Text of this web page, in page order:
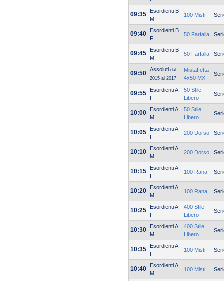
09:35
Esordienti B
M
100 Misti
09:40
Esordienti B
F
50 Farfalla
09:45
Esordienti B
M
50 Farfalla
09:50
Assoluti dal
2015 al 2017
Mistaffetta
4x50 MX
09:55
Esordienti A
F
50 Stile
Libero
10:00
Esordienti A
M
50 Stile
Libero
10:05
Esordienti A
F
200 Dorso
10:10
Esordienti A
M
200 Dorso
10:15
Esordienti A
F
100 Rana
10:20
Esordienti A
M
100 Rana
10:25
Esordienti A
F
400 Stile
Libero
10:30
Esordienti A
M
400 Stile
Libero
10:35
Esordienti A
F
100 Misti
10:40
Esordienti A
M
100 Misti